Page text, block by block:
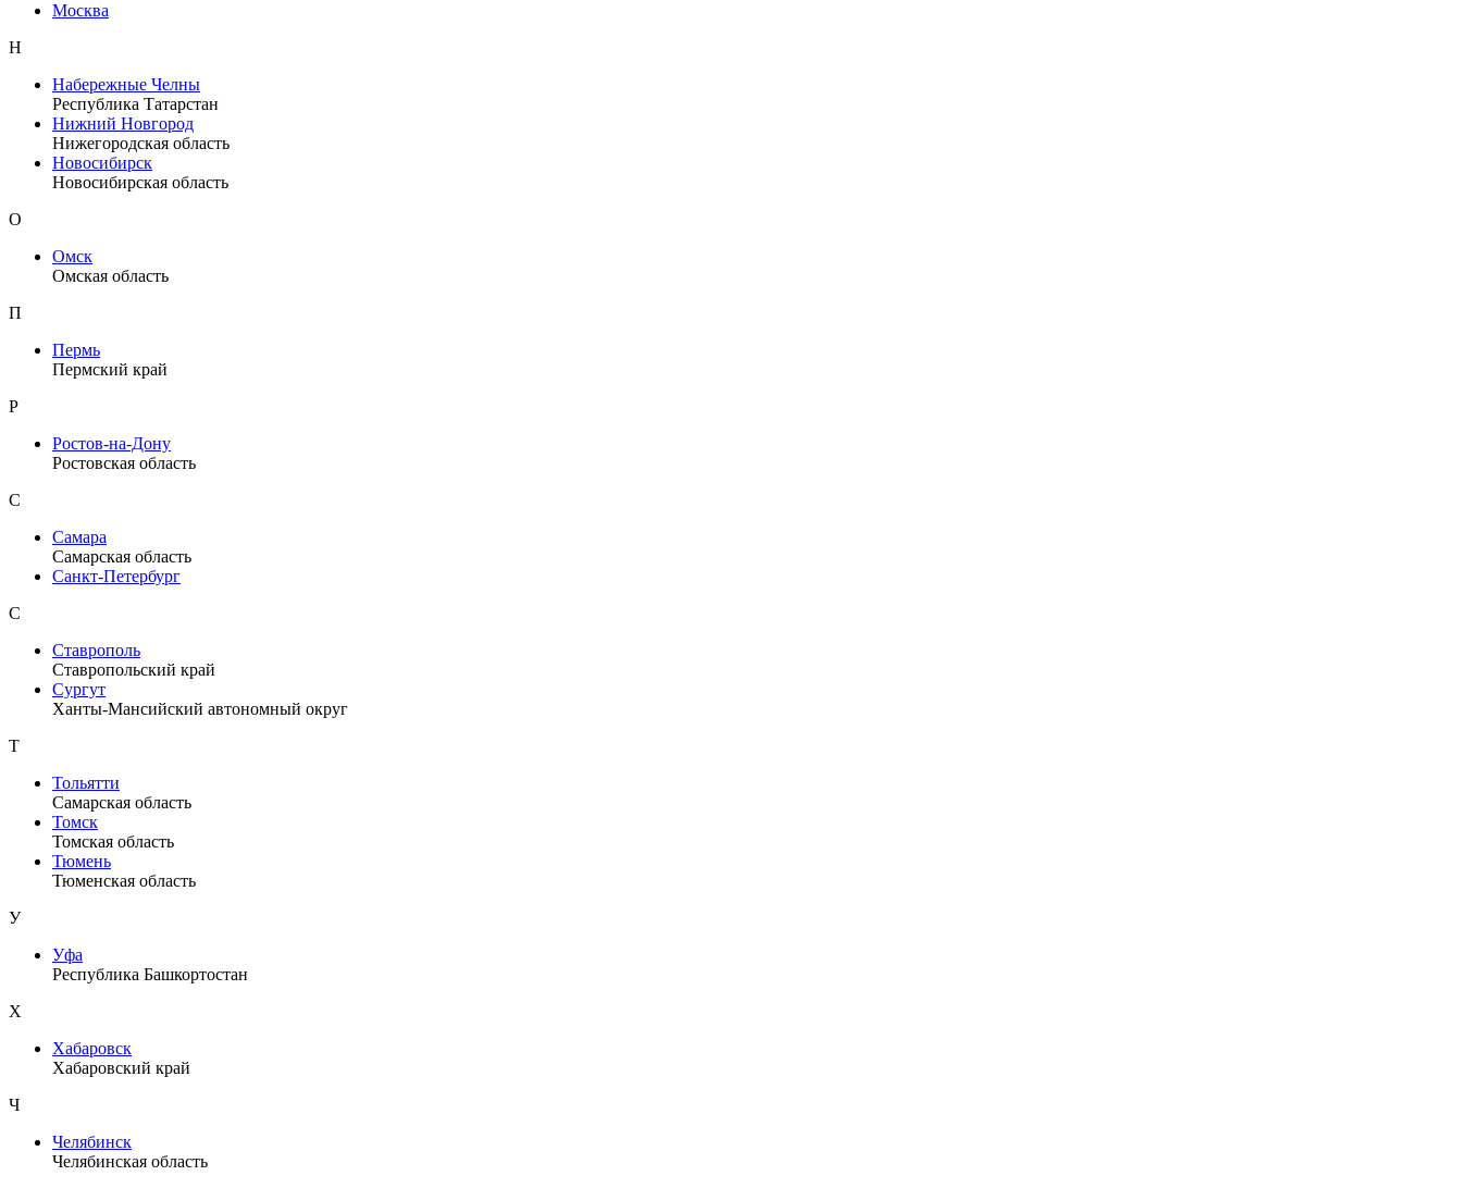
Москва
Н
Набережные Челны
Республика Татарстан
Нижний Новгород
Нижегородская область
Новосибирск
Новосибирская область
О
Омск
Омская область
П
Пермь
Пермский край
Р
Ростов-на-Дону
Ростовская область
С
Самара
Самарская область
Санкт-Петербург
С
Ставрополь
Ставропольский край
Сургут
Ханты-Мансийский автономный округ
Т
Тольятти
Самарская область
Томск
Томская область
Тюмень
Тюменская область
У
Уфа
Республика Башкортостан
Х
Хабаровск
Хабаровский край
Ч
Челябинск
Челябинская область